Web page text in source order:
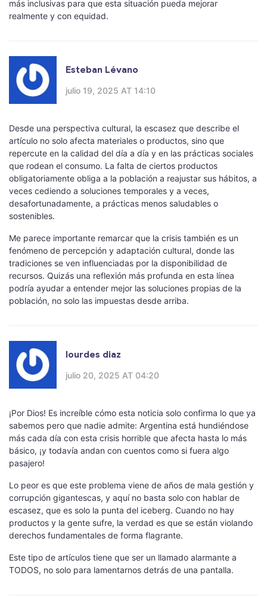
más inclusivas para que esta situación pueda mejorar
realmente y con equidad.
Esteban Lévano
julio 19, 2025 AT 14:10
Desde una perspectiva cultural, la escasez que describe el
artículo no solo afecta materiales o productos, sino que
repercute en la calidad del día a día y en las prácticas sociales
que rodean el consumo. La falta de ciertos productos
obligatoriamente obliga a la población a reajustar sus hábitos, a
veces cediendo a soluciones temporales y a veces,
desafortunadamente, a prácticas menos saludables o
sostenibles.
Me parece importante remarcar que la crisis también es un
fenómeno de percepción y adaptación cultural, donde las
tradiciones se ven influenciadas por la disponibilidad de
recursos. Quizás una reflexión más profunda en esta línea
podría ayudar a entender mejor las soluciones propias de la
población, no solo las impuestas desde arriba.
lourdes diaz
julio 20, 2025 AT 04:20
¡Por Dios! Es increíble cómo esta noticia solo confirma lo que ya
sabemos pero que nadie admite: Argentina está hundiéndose
más cada día con esta crisis horrible que afecta hasta lo más
básico, ¡y todavía andan con cuentos como si fuera algo
pasajero!
Lo peor es que este problema viene de años de mala gestión y
corrupción gigantescas, y aquí no basta solo con hablar de
escasez, que es solo la punta del iceberg. Cuando no hay
productos y la gente sufre, la verdad es que se están violando
derechos fundamentales de forma flagrante.
Este tipo de artículos tiene que ser un llamado alarmante a
TODOS, no solo para lamentarnos detrás de una pantalla.